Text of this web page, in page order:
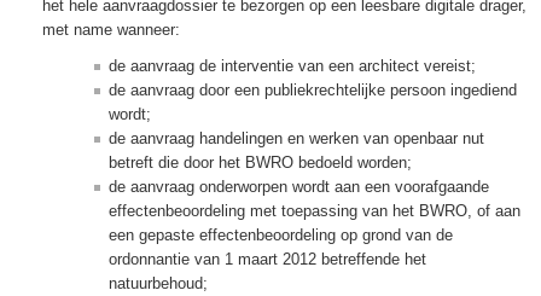
het hele aanvraagdossier te bezorgen op een leesbare digitale drager,
met name wanneer:
de aanvraag de interventie van een architect vereist;
de aanvraag door een publiekrechtelijke persoon ingediend
wordt;
de aanvraag handelingen en werken van openbaar nut
betreft die door het BWRO bedoeld worden;
de aanvraag onderworpen wordt aan een voorafgaande
effectenbeoordeling met toepassing van het BWRO, of aan
een gepaste effectenbeoordeling op grond van de
ordonnantie van 1 maart 2012 betreffende het
natuurbehoud;